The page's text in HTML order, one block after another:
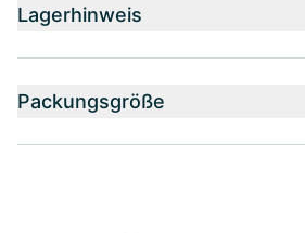
Lagerhinweis
Packungsgröße